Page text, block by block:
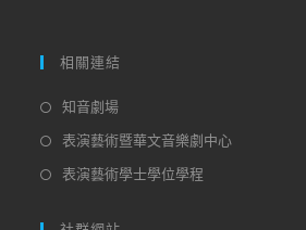
相關連結
知音劇場
表演藝術暨華文音樂劇中心
表演藝術學士學位學程